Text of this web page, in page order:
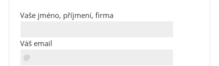
Vaše jméno, příjmení, firma
Váš email